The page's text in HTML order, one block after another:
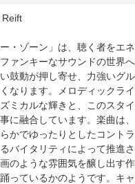
・ゾーン」は、聴く者をエネ
ァンキーなサウンドの世界へ
鼓動が押し寄せ、力強いグル
なります。メロディックライ
ミカルな輝きと、このスタイ
に融合しています。楽曲は、
かでゆったりとしたコントラ
バイタリティによって推進さ
のような雰囲気を醸し出す作
っているかのようです。キャ